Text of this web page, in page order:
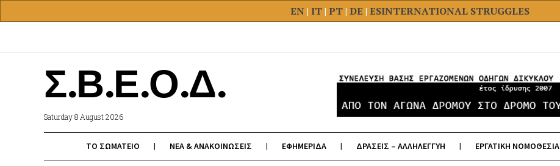
INTERNATIONAL STRUGGLES
EN| IT| PT| DE | ES
Σ.Β.Ε.Ο.Δ.
Saturday 8 August 2026
ΤΟ ΣΩΜΑΤΕΙΟ ΝΕΑ & ΑΝΑΚΟΙΝΩΣΕΙΣ ΕΦΗΜΕΡΙΔΑ ΔΡΑΣΕΙΣ – ΑΛΛΗΛΕΓΓΥΗ ΕΡΓΑΤΙΚΗ ΝΟΜΟΘΕΣΙΑ